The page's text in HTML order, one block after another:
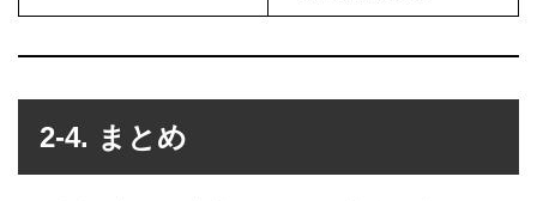
2-4. まとめ